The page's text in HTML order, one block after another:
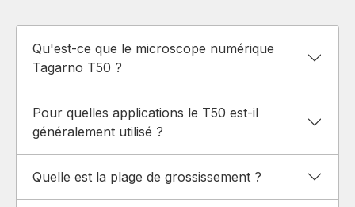
Qu'est-ce que le microscope numérique
Tagarno T50 ?
Pour quelles applications le T50 est-il
généralement utilisé ?
Quelle est la plage de grossissement ?